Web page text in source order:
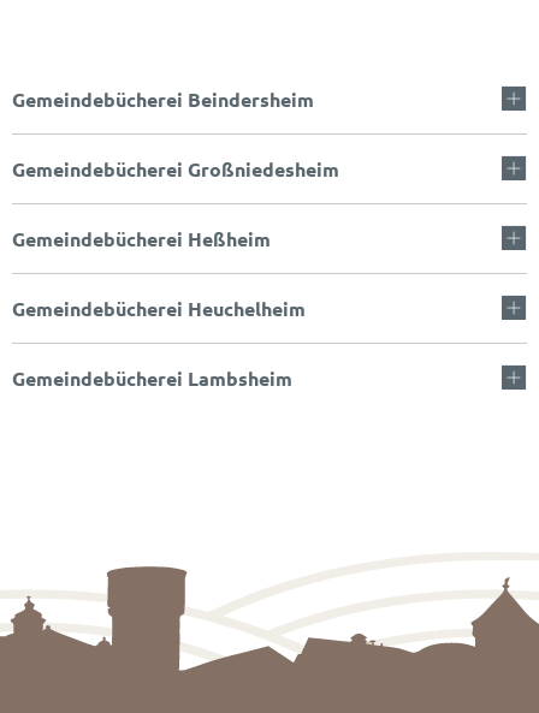
Gemeindebücherei Beindersheim
Gemeindebücherei Großniedesheim
Gemeindebücherei Heßheim
Gemeindebücherei Heuchelheim
Gemeindebücherei Lambsheim